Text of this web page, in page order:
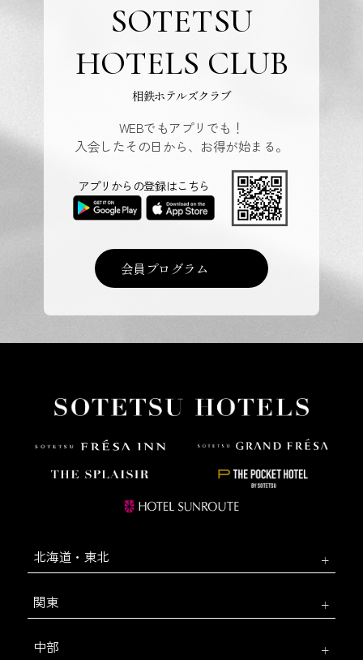
SOTETSU
HOTELS CLUB
相鉄ホテルズクラブ
WEBでもアプリでも！
入会したその日から、お得が始まる。
会員プログラム
アプリからの登録はこちら
北海道・東北
関東
中部